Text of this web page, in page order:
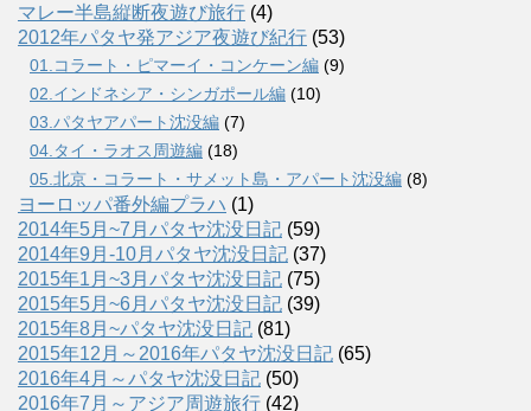
マレー半島縦断夜遊び旅行 (4)
2012年パタヤ発アジア夜遊び紀行 (53)
01.コラート・ピマーイ・コンケーン編 (9)
02.インドネシア・シンガポール編 (10)
03.パタヤアパート沈没編 (7)
04.タイ・ラオス周遊編 (18)
05.北京・コラート・サメット島・アパート沈没編 (8)
ヨーロッパ番外編プラハ (1)
2014年5月~7月パタヤ沈没日記 (59)
2014年9月-10月パタヤ沈没日記 (37)
2015年1月~3月パタヤ沈没日記 (75)
2015年5月~6月パタヤ沈没日記 (39)
2015年8月~パタヤ沈没日記 (81)
2015年12月～2016年パタヤ沈没日記 (65)
2016年4月～パタヤ沈没日記 (50)
2016年7月～アジア周遊旅行 (42)